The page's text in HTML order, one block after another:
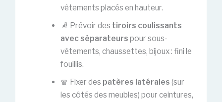
vêtements placés en hauteur.
🧦 Prévoir des tiroirs coulissants
avec séparateurs pour sous-
vêtements, chaussettes, bijoux : fini le
fouillis.
🧣 Fixer des patères latérales (sur
les côtés des meubles) pour ceintures,